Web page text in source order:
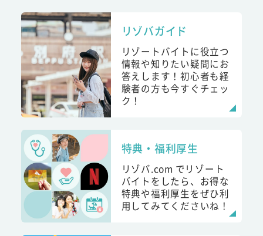
リゾバガイド
リゾートバイトに役立つ
情報や知りたい疑問にお
答えします！初心者も経
験者の方も今すぐチェッ
ク！
特典・福利厚生
リゾバ.com でリゾート
バイトをしたら、お得な
特典や福利厚生をぜひ利
用してみてくださいね！